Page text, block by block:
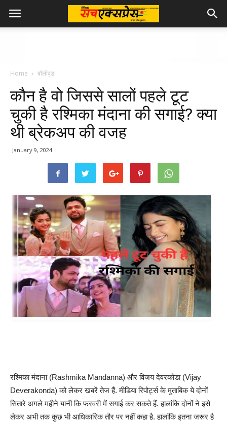
Home बॉलीवुड
कौन है वो जिससे सालों पहले टूट
चुकी है रश्मिका मंदाना की सगाई? क्या
थी ब्रेकअप की वजह
January 9, 2024
रश्मिका मंदाना (Rashmika Mandanna) और विजय देवरकोंडा (Vijay
Deverakonda) को लेकर खबरें तेज हैं. मीडिया रिपोर्ट्स के मुताबिक ये दोनों
सितारे अगले महीने यानी कि फरवरी में सगाई कर सकते हैं. हालांकि दोनों ने इसे
लेकर अभी तक कुछ भी आधिकारिक तौर पर नहीं कहा है. हालांकि इतना जरूर है